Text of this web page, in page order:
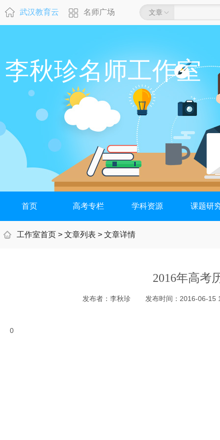
武汉教育云 名师广场 文章
李秋珍名师工作室
首页 高考专栏 学科资源 课题研
工作室首页 > 文章列表 > 文章详情
2016年高考
发布者： 李秋珍 发布时间： 2016-06-15
0